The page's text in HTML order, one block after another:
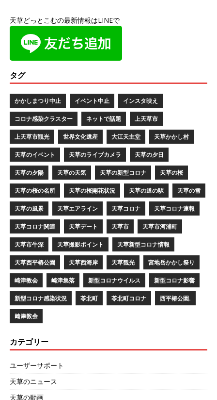
天草どっとこむの最新情報はLINEで
タグ
かかしまつり中止 イベント中止 インスタ映え
コロナ感染クラスター ネットで話題 上天草市
上天草市観光 世界文化遺産 大江天主堂 天草かかし村
天草のイベント 天草のライブカメラ 天草の夕日
天草の夕陽 天草の天気 天草の新型コロナ 天草の桜
天草の桜の名所 天草の桜開花状況 天草の道の駅 天草の雪
天草の風景 天草エアライン 天草コロナ 天草コロナ速報
天草コロナ関連 天草デート 天草市 天草市河浦町
天草市牛深 天草撮影ポイント 天草新型コロナ情報
天草西平椿公園 天草西海岸 天草観光 宮地岳かかし祭り
崎津教会 崎津集落 新型コロナウイルス 新型コロナ影響
新型コロナ感染状況 苓北町 苓北町コロナ 西平椿公園.
﨑津教会
カテゴリー
ユーザーサポート
天草のニュース
天草の動画